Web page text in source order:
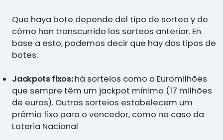
Que haya bote depende del tipo de sorteo y de
cómo han transcurrido los sorteos anterior. En
base a esto, podemos decir que hay dos tipos de
botes:
Jackpots fixos:há sorteios como o Euromilhões
que sempre têm um jackpot mínimo (17 milhões
de euros). Outros sorteios estabelecem um
prêmio fixo para o vencedor, como no caso da
Loteria Nacional